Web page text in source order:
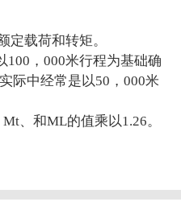
定载荷和转矩。
，000米行程为基础确
际中经常是以50，000米
、和ML的值乘以1.26。